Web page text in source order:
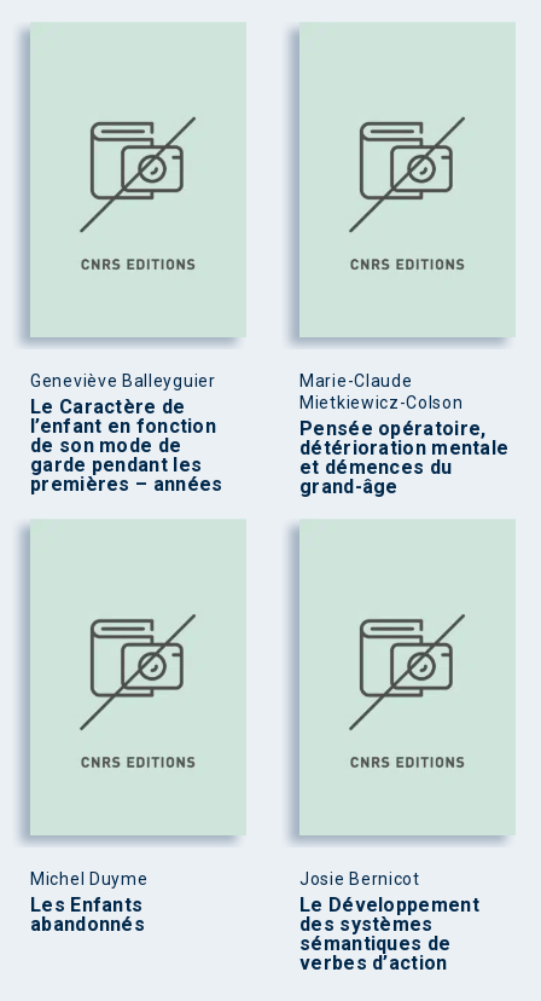
Geneviève Balleyguier
Le Caractère de
l’enfant en fonction
de son mode de
garde pendant les
premières – années
Marie-Claude
Mietkiewicz-Colson
Pensée opératoire,
détérioration mentale
et démences du
grand-âge
Michel Duyme
Les Enfants
abandonnés
Josie Bernicot
Le Développement
des systèmes
sémantiques de
verbes d’action